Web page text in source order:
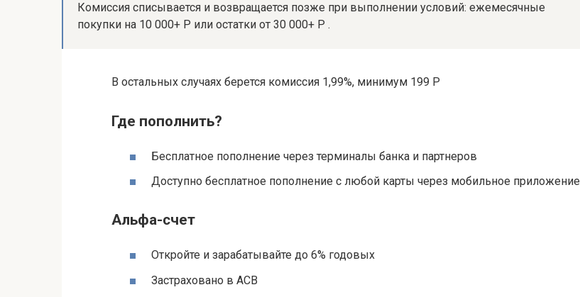
Комиссия списывается и возвращается позже при выполнении условий: ежемесячные
покупки на 10 000+ Р или остатки от 30 000+ Р .
В остальных случаях берется комиссия 1,99%, минимум 199 Р
Где пополнить?
Бесплатное пополнение через терминалы банка и партнеров
Доступно бесплатное пополнение с любой карты через мобильное приложение
Альфа-счет
Откройте и зарабатывайте до 6% годовых
Застраховано в АСВ